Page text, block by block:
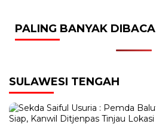
PALING BANYAK DIBACA
SULAWESI TENGAH